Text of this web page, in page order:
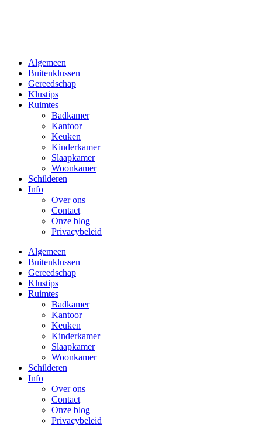
Algemeen
Buitenklussen
Gereedschap
Klustips
Ruimtes
Badkamer
Kantoor
Keuken
Kinderkamer
Slaapkamer
Woonkamer
Schilderen
Info
Over ons
Contact
Onze blog
Privacybeleid
Algemeen
Buitenklussen
Gereedschap
Klustips
Ruimtes
Badkamer
Kantoor
Keuken
Kinderkamer
Slaapkamer
Woonkamer
Schilderen
Info
Over ons
Contact
Onze blog
Privacybeleid